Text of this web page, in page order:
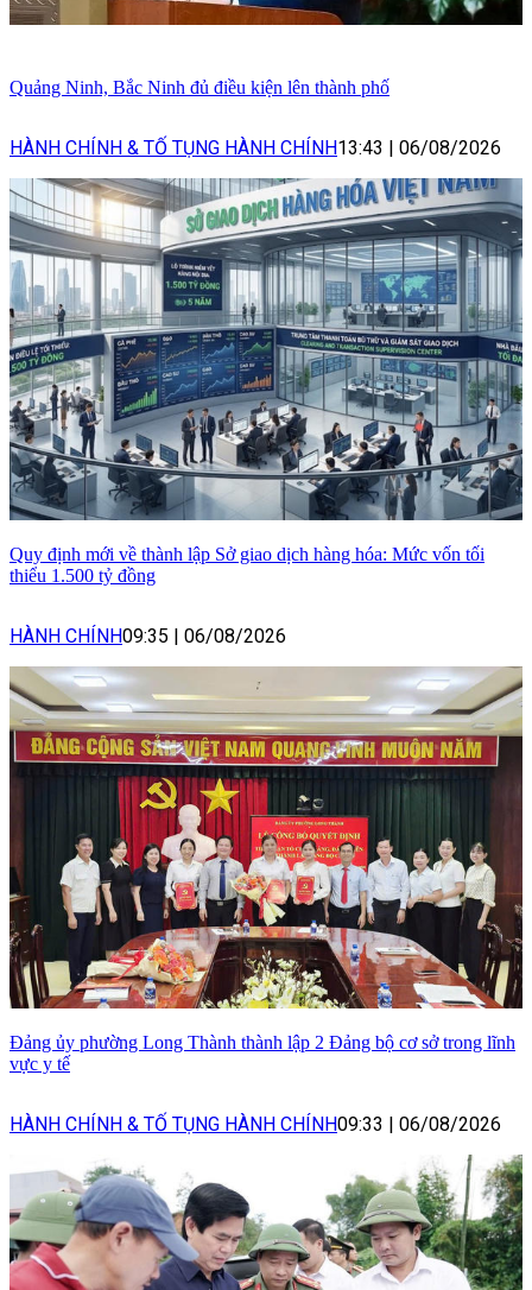
Quảng Ninh, Bắc Ninh đủ điều kiện lên thành phố
HÀNH CHÍNH & TỐ TỤNG HÀNH CHÍNH13:43 06/08/2026
Quy định mới về thành lập Sở giao dịch hàng hóa: Mức vốn tối
thiểu 1.500 tỷ đồng
HÀNH CHÍNH09:35 06/08/2026
Đảng ủy phường Long Thành thành lập 2 Đảng bộ cơ sở trong lĩnh
vực y tế
HÀNH CHÍNH & TỐ TỤNG HÀNH CHÍNH09:33 06/08/2026